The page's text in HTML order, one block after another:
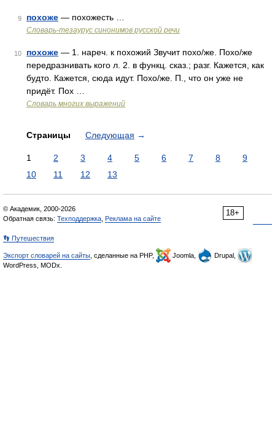
9 похоже — похожесть …
Словарь-тезаурус синонимов русской речи
10 похоже — 1. нареч. к похожий Звучит похо/же. Похо/же
передразнивать кого л. 2. в функц. сказ.; разг. Кажется, как
будто. Кажется, сюда идут. Похо/же. П., что он уже не
придёт. Пох …
Словарь многих выражений
Страницы Следующая →
1 2 3 4 5 6 7 8
9
10
11 12 13
18+
© Академик, 2000-2026
Обратная связь: Техподдержка Реклама на сайте
👣 Путешествия
Экспорт словарей на сайты , сделанные на PHP, Joomla,
Drupal,
WordPress, MODx.